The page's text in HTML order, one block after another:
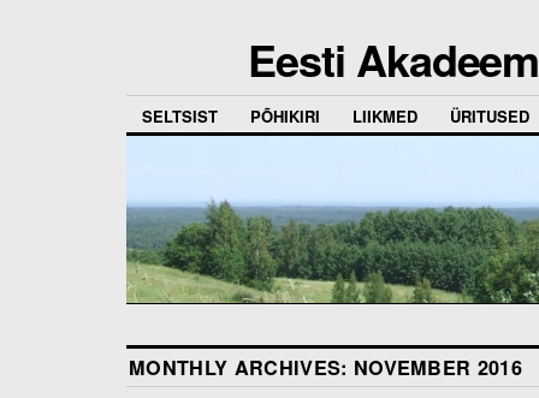
Eesti
SELTSIST PÕHIKIRI LIIKMED ÜRITUSED
MONTHLY ARCHIVES: NOVEMBER 2016